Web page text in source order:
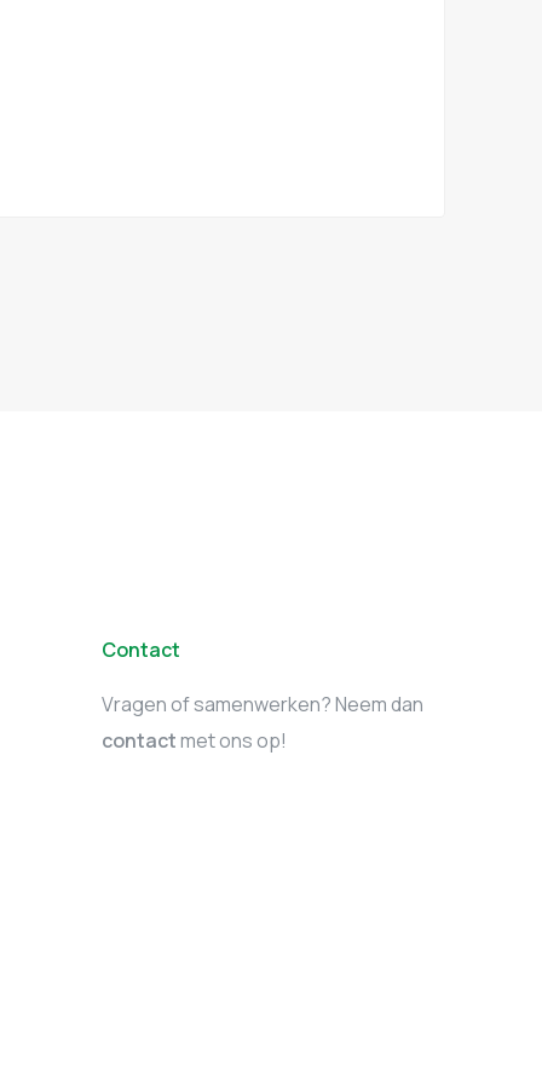
Contact
Vragen of samenwerken? Neem dan
contactmet ons op!